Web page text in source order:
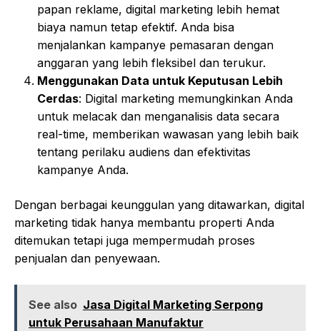
papan reklame, digital marketing lebih hemat
biaya namun tetap efektif. Anda bisa
menjalankan kampanye pemasaran dengan
anggaran yang lebih fleksibel dan terukur.
Menggunakan Data untuk Keputusan Lebih
Cerdas: Digital marketing memungkinkan Anda
untuk melacak dan menganalisis data secara
real-time, memberikan wawasan yang lebih baik
tentang perilaku audiens dan efektivitas
kampanye Anda.
Dengan berbagai keunggulan yang ditawarkan, digital
marketing tidak hanya membantu properti Anda
ditemukan tetapi juga mempermudah proses
penjualan dan penyewaan.
See also Jasa Digital Marketing Serpong
untuk Perusahaan Manufaktur